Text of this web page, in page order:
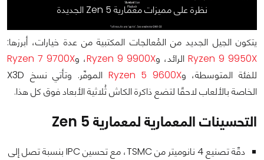
نظرة على مميزات معمارية Zen 5 الجديدة
يتكون الجيل الجديد من المُعالجات المكتبية من عدة خيارات، أبرزها:
Ryzen 9 9950X الرائد، وRyzen 9 9900X، وRyzen 7 9700X
للفئة المتوسطة، وRyzen 5 9600X
الموفّر. وتأتي نسخ X3D
الخاصة بالألعاب لاحقًا لتضع ذاكرة الكاش ثُلاثية الأبعاد فوق كل هذا.
التحسينات المعمارية لمعمارية Zen 5
دقّة تصنيع 4 نانوميتر من TSMC، مع تحسين IPC بنسبة تصل إلى